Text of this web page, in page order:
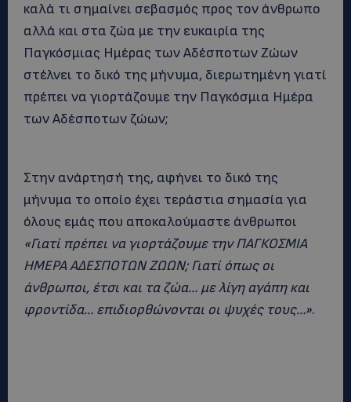
καλά τι σημαίνει σεβασμός προς τον άνθρωπο
αλλά και στα ζώα με την ευκαιρία της
Παγκόσμιας Ημέρας των Αδέσποτων Ζώων
στέλνει το δικό της μήνυμα, διερωτημένη γιατί
πρέπει να γιορτάζουμε την Παγκόσμια Ημέρα
των Αδέσποτων ζώων;
Στην ανάρτησή της, αφήνει το δικό της
μήνυμα το οποίο έχει τεράστια σημασία για
όλους εμάς που αποκαλούμαστε άνθρωποι
«Γιατί πρέπει να γιορτάζουμε την ΠΑΓΚΟΣΜΙΑ
ΗΜΕΡΑ ΑΔΕΣΠΟΤΩΝ ΖΩΩΝ; Γιατί όπως οι
άνθρωποι, έτσι και τα ζώα… με λίγη αγάπη και
φροντίδα… επιδιορθώνονται οι ψυχές τους…».